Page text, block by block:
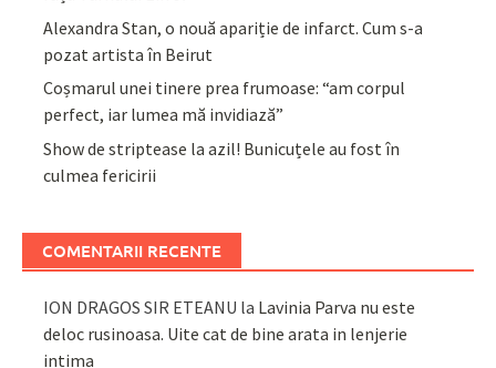
Alexandra Stan, o nouă apariție de infarct. Cum s-a
pozat artista în Beirut
Coșmarul unei tinere prea frumoase: “am corpul
perfect, iar lumea mă invidiază”
Show de striptease la azil! Bunicuțele au fost în
culmea fericirii
COMENTARII RECENTE
ION DRAGOS SIR ETEANU la Lavinia Parva nu este
deloc rusinoasa. Uite cat de bine arata in lenjerie
intima